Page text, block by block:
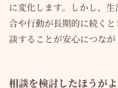
に変化します。しかし、
合や行動が長期的に続く
談することが安心につなが
相談を検討したほうが